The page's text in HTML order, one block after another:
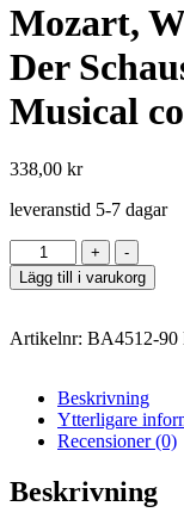
Mozart,
Der
Musical
338,00 kr
leveranstid 5-7 dagar
+
Antal
-
Lägg till i varukorg
Artikelnr: BA4512-90
Beskrivning
Ytterligare
Recensioner (0)
Beskrivning